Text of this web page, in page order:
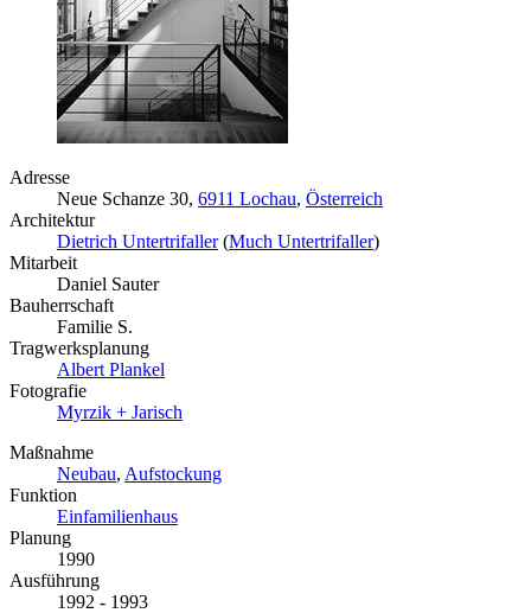
Adresse
Neue Schanze 30, 6911 Lochau, Österreich
Architektur
Dietrich Untertrifaller(Much Untertrifaller)
Mitarbeit
Daniel Sauter
Bauherrschaft
Familie S.
Tragwerksplanung
Albert Plankel
Fotografie
Myrzik + Jarisch
Maßnahme
Neubau, Aufstockung
Funktion
Einfamilienhaus
Planung
1990
Ausführung
1992 - 1993